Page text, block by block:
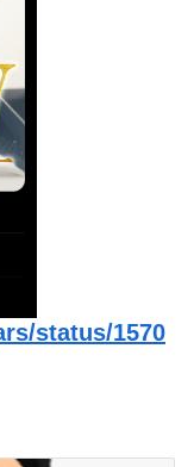
status/1570